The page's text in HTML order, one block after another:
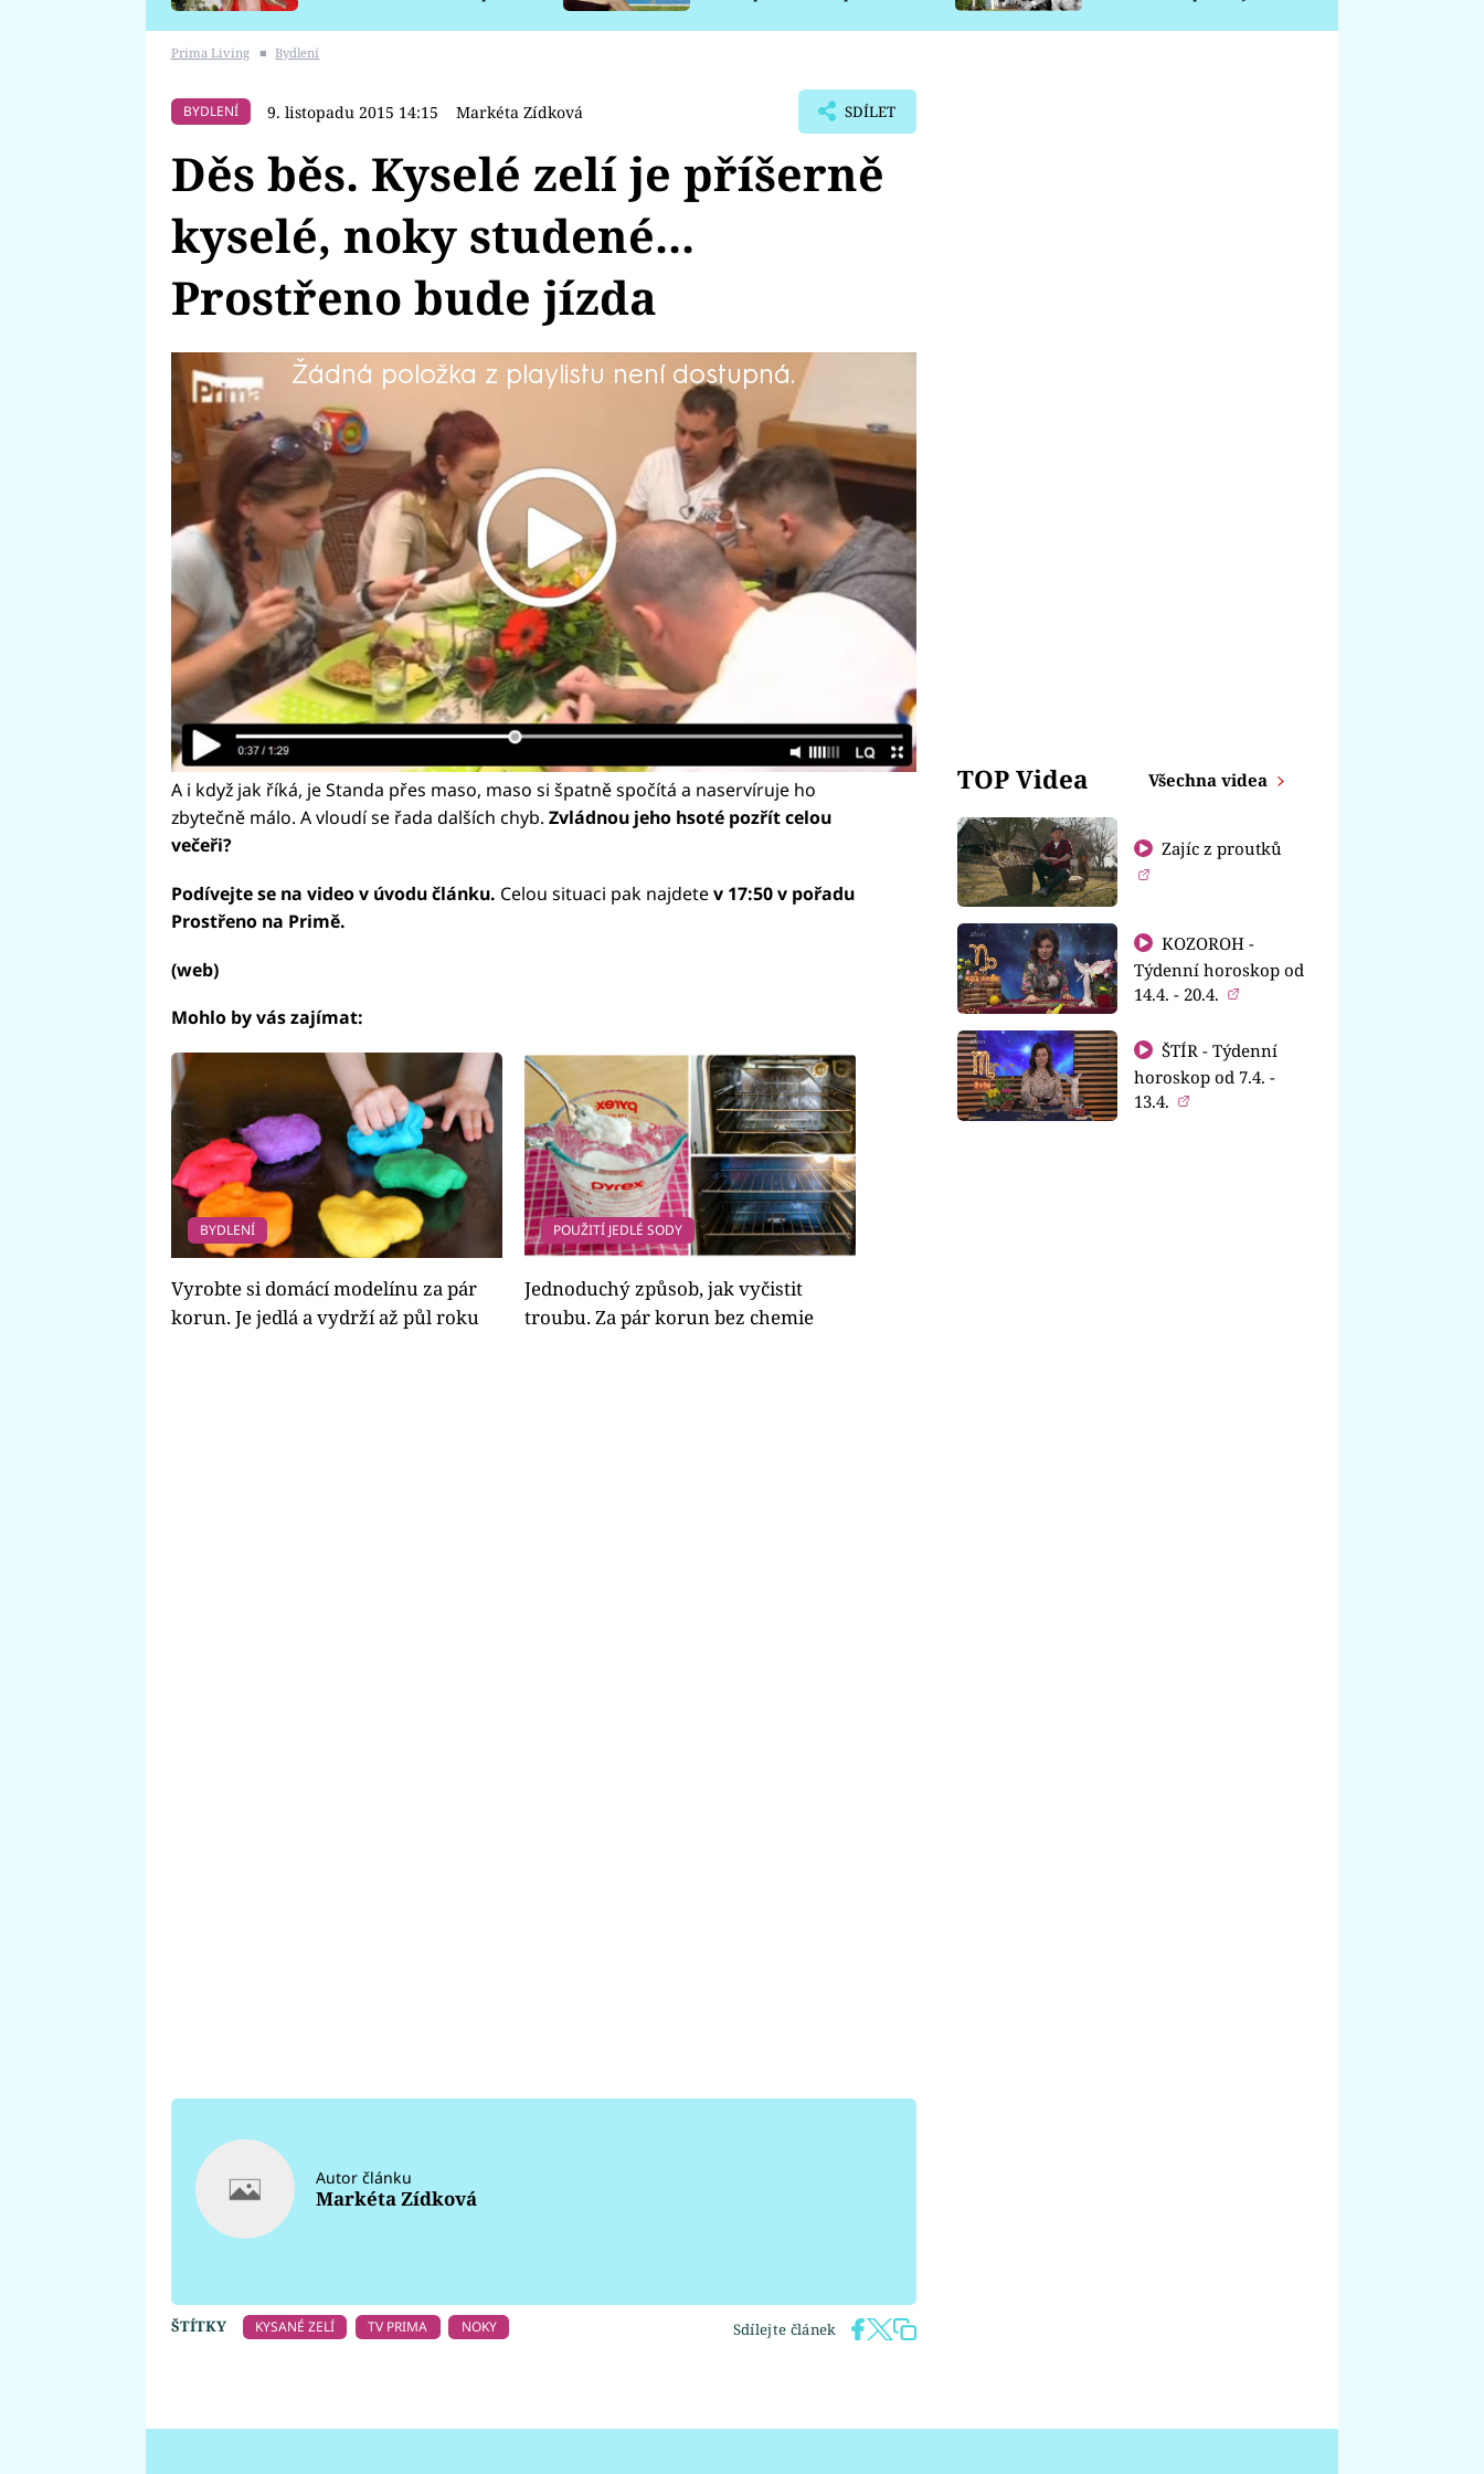
Prima Living ■ Bydlení
BYDLENÍ 9. listopadu 2015 14:15 Markéta Zídková SDÍLET
Děs běs. Kyselé zelí je příšerně
kyselé, noky studené...
Prostřeno bude jízda
Žádná položka z playlistu není dostupná.
Dnes vaří řidič Standa.
A i když jak říká, je Standa přes maso, maso si špatně spočítá a naservíruje ho
zbytečně málo. A vloudí se řada dalších chyb. Zvládnou jeho hsoté pozřít celou
večeři?
Podívejte se na video v úvodu článku. Celou situaci pak najdetev 17:50 v pořadu
Prostřeno na Primě.
(web)
Mohlo by vás zajímat:
BYDLENÍ
Vyrobte si domácí modelínu za pár
korun. Je jedlá a vydrží až půl roku
POUŽITÍ JEDLÉ SODY
Jednoduchý způsob, jak vyčistit
troubu. Za pár korun bez chemie
Autor článku
Markéta Zídková
Sdílejte článek
ŠTÍTKY KYSANÉ ZELÍ TV PRIMA NOKY
TOP Videa Všechna videa
Zajíc z proutků
KOZOROH -
Týdenní horoskop od
14.4. - 20.4.
ŠTÍR - Týdenní
horoskop od 7.4. -
13.4.